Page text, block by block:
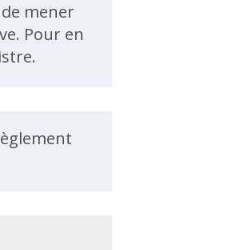
mener
Pour en